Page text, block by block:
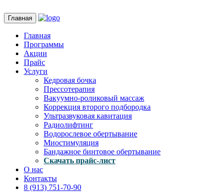
Главная
Главная
Программы
Акции
Прайс
Услуги
Кедровая бочка
Прессотерапия
Вакуумно-роликовый массаж
Коррекция второго подбородка
Ультразвуковая кавитация
Радиолифтинг
Водорослевое обертывание
Миостимуляция
Бандажное бинтовое обертывание
Скачать прайс-лист
О нас
Контакты
8 (913) 751-70-90